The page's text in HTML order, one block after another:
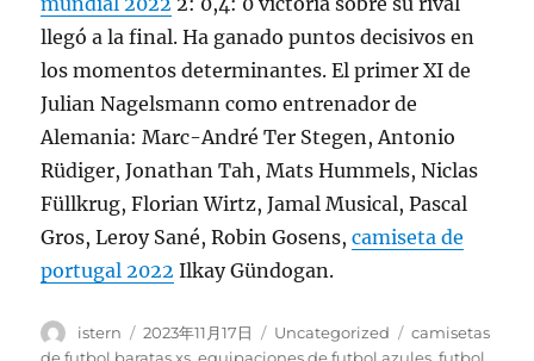
llegó a la final. Ha ganado puntos decisivos en
los momentos determinantes. El primer XI de
Julian Nagelsmann como entrenador de
Alemania: Marc-André Ter Stegen, Antonio
Rüdiger, Jonathan Tah, Mats Hummels, Niclas
Füllkrug, Florian Wirtz, Jamal Musical, Pascal
Gros, Leroy Sané, Robin Gosens,camiseta de
portugal 2022 Ilkay Gündogan.
Autor
istern
Publicado
el
2023年11月17日 Categorías
Uncategorized Etiquetas
camisetas